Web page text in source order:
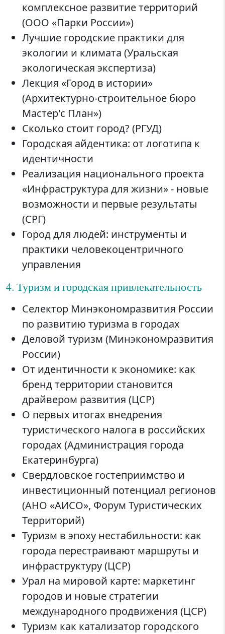
комплексное развитие территорий
(ООО «Парки России»)
Лучшие городские практики для
экологии и климата (Уральская
экологическая экспертиза)
Лекция «Город в истории»
(Архитектурно-строительное бюро
Мастер'с План»)
Сколько стоит город? (РГУД)
Городская айдентика: от логотипа к
идентичности
Реализация национального проекта
«Инфраструктура для жизни» - новые
возможности и первые результаты
(СРГ)
Город для людей: инструменты и
практики человекоцентричного
управления
4. Туризм и городская привлекательность
Селектор Минэкономразвития России
по развитию туризма в городах
Деловой туризм (Минэкономразвития
России)
От идентичности к экономике: как
бренд территории становится
драйвером развития (ЦСР)
О первых итогах внедрения
туристического налога в российских
городах (Администрация города
Екатеринбурга)
Свердловское гостеприимство и
инвестиционный потенциал регионов
(АНО «АИСО», Форум Туристических
Территорий)
Туризм в эпоху нестабильности: как
города перестраивают маршруты и
инфраструктуру (ЦСР)
Урал на мировой карте: маркетинг
городов и новые стратегии
международного продвижения (ЦСР)
Туризм как катализатор городского